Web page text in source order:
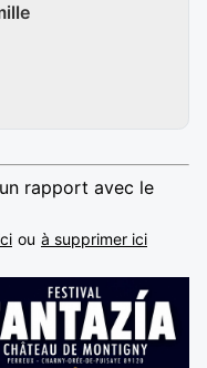
rapport avec le
ou à supprimer ici